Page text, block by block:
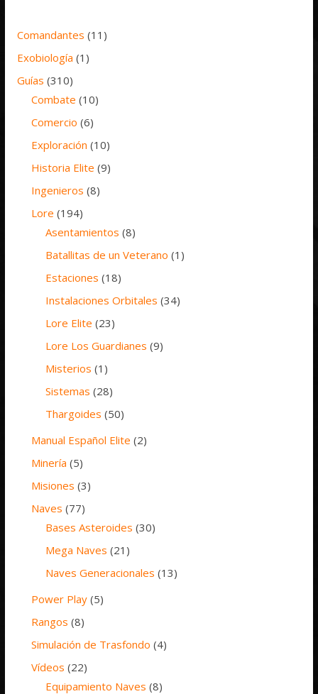
Comandantes (11)
Exobiología (1)
Guías (310)
Combate (10)
Comercio (6)
Exploración (10)
Historia Elite (9)
Ingenieros (8)
Lore (194)
Asentamientos (8)
Batallitas de un Veterano (1)
Estaciones (18)
Instalaciones Orbitales (34)
Lore Elite (23)
Lore Los Guardianes (9)
Misterios (1)
Sistemas (28)
Thargoides (50)
Manual Español Elite (2)
Minería (5)
Misiones (3)
Naves (77)
Bases Asteroides (30)
Mega Naves (21)
Naves Generacionales (13)
Power Play (5)
Rangos (8)
Simulación de Trasfondo (4)
Vídeos (22)
Equipamiento Naves (8)